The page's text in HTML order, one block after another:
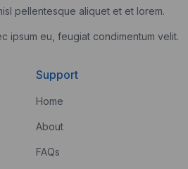
pellentesque aliquet et et lorem.
ipsum eu, feugiat condimentum velit.
Support
Home
About
FAQs